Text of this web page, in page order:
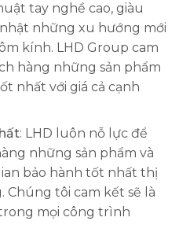
tay nghề cao, giàu
những xu hướng mới
kính. LHD Group cam
hàng những sản phẩm
nhất với giá cả cạnh
: LHD luôn nỗ lực để
những sản phẩm và
bảo hành tốt nhất thị
Chúng tôi cam kết sẽ là
mọi công trình